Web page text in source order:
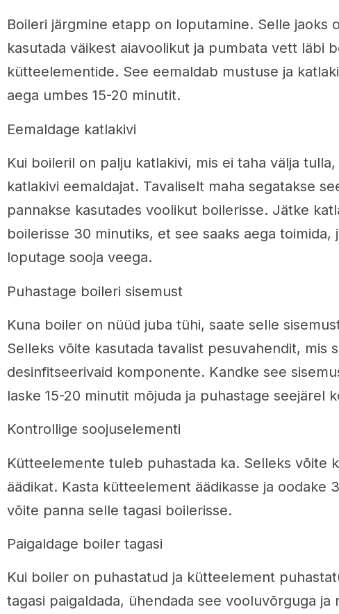
Boileri järgmine etapp on loputamine. Selle jaoks
kasutada väikest aiavoolikut ja pumbata vett läbi
kütteelementide. See eemaldab mustuse ja
aega umbes 15-20 minutit.
Eemaldage katlakivi
Kui boileril on palju katlakivi, mis ei taha välja
katlakivi eemaldajat. Tavaliselt maha segatakse
pannakse kasutades voolikut boilerisse. Jätke
boilerisse 30 minutiks, et see saaks aega toimida,
loputage sooja veega.
Puhastage boileri sisemust
Kuna boiler on nüüd juba tühi, saate selle
Selleks võite kasutada tavalist pesuvahendit, mis
desinfitseerivaid komponente. Kandke see
laske 15-20 minutit mõjuda ja puhastage seejärel
Kontrollige soojuselementi
Kütteelemente tuleb puhastada ka. Selleks võite
äädikat. Kasta kütteelement äädikasse ja oodake
võite panna selle tagasi boilerisse.
Paigaldage boiler tagasi
Kui boiler on puhastatud ja kütteelement
tagasi paigaldada, ühendada see vooluvõrguga ja